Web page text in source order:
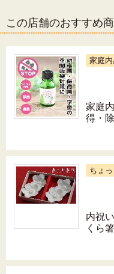
この店舗のおすすめ
家庭
家庭
得・
ちょ
内祝
くら